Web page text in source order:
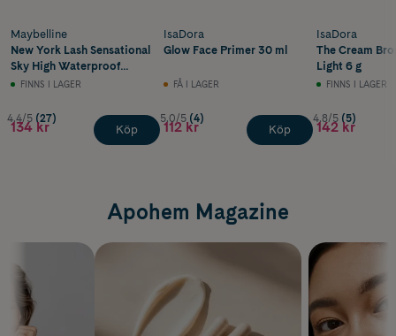
Maybelline
New York Lash Sensational
Sky High Waterproof
Mascara Very Black
FINNS I LAGER
4.4/5 (27)
134 kr Köp
IsaDora
Glow Face Primer 30 ml
FÅ I LAGER
5.0/5 (4)
112 kr Köp
IsaDora
The Cream
Light 6 g
FINNS I LAGER
4.8/5 (5)
142 kr
Apohem Magazine